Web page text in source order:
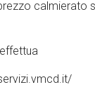
calmierato